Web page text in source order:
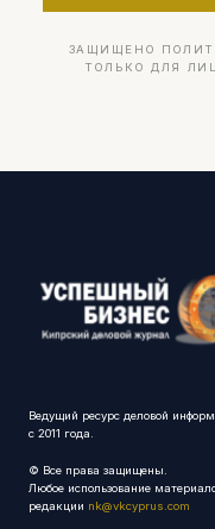
ЗАЩИЩЕНО
ТОЛЬКО ДЛЯ
Ведущий ресурс деловой
с 2011 года.
© Все права защищены.
Любое использование
редакции nk@vkcyprus.com